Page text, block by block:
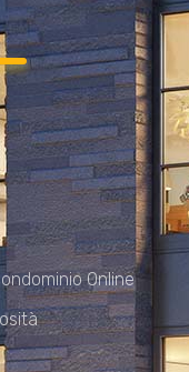
Online